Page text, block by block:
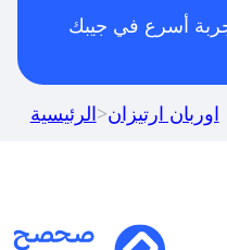
أسرع في جيبك
الرئيسية>اوربان ارتيزان